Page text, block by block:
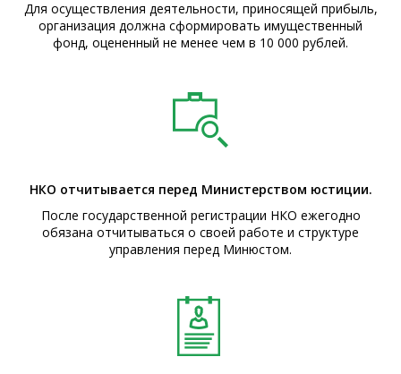
Для осуществления деятельности, приносящей прибыль,
организация должна сформировать имущественный
фонд, оцененный не менее чем в 10 000 рублей.
НКО отчитывается перед Министерством юстиции.
После государственной регистрации НКО ежегодно
обязана отчитываться о своей работе и структуре
управления перед Минюстом.